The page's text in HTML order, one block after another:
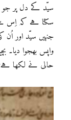
سیّد کے دل پر جو
سکتا ہے کہ اِس
جنہیں سیّد اور
واپس بھجوا دیا۔
حالی نے لکھا